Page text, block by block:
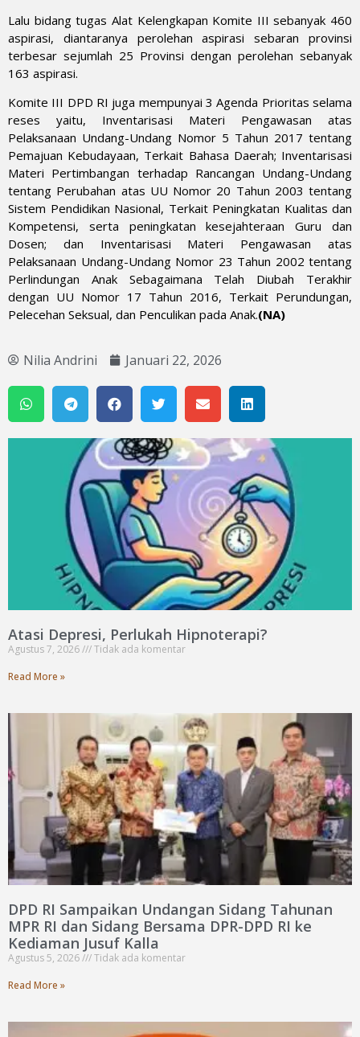
Lalu bidang tugas Alat Kelengkapan Komite III sebanyak 460
aspirasi, diantaranya perolehan aspirasi sebaran provinsi
terbesar sejumlah 25 Provinsi dengan perolehan sebanyak
163 aspirasi.
Komite III DPD RI juga mempunyai 3 Agenda Prioritas selama
reses yaitu, Inventarisasi Materi Pengawasan atas
Pelaksanaan Undang-Undang Nomor 5 Tahun 2017 tentang
Pemajuan Kebudayaan, Terkait Bahasa Daerah; Inventarisasi
Materi Pertimbangan terhadap Rancangan Undang-Undang
tentang Perubahan atas UU Nomor 20 Tahun 2003 tentang
Sistem Pendidikan Nasional, Terkait Peningkatan Kualitas dan
Kompetensi, serta peningkatan kesejahteraan Guru dan
Dosen; dan Inventarisasi Materi Pengawasan atas
Pelaksanaan Undang-Undang Nomor 23 Tahun 2002 tentang
Perlindungan Anak Sebagaimana Telah Diubah Terakhir
dengan UU Nomor 17 Tahun 2016, Terkait Perundungan,
Pelecehan Seksual, dan Penculikan pada Anak.(NA)
Nilia Andrini Januari 22, 2026
Atasi Depresi, Perlukah Hipnoterapi?
Agustus 7, 2026
Tidak ada komentar
Read More »
DPD RI Sampaikan Undangan Sidang Tahunan
MPR RI dan Sidang Bersama DPR-DPD RI ke
Kediaman Jusuf Kalla
Agustus 5, 2026
Tidak ada komentar
Read More »